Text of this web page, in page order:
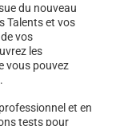
du nouveau
Talents et vos
vos
les
vous pouvez
et en
tests pour